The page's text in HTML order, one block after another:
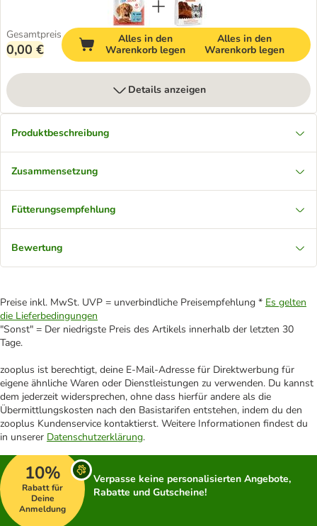
Gesamtpreis
0,00 €
Alles in den
Warenkorb legen
Alles in den
Warenkorb legen
Details anzeigen
Produktbeschreibung
Zusammensetzung
Fütterungsempfehlung
Bewertung
Preise inkl. MwSt. UVP = unverbindliche Preisempfehlung * Es gelten
die Lieferbedingungen
"Sonst" = Der niedrigste Preis des Artikels innerhalb der letzten 30
Tage.
zooplus ist berechtigt, deine E-Mail-Adresse für Direktwerbung für
eigene ähnliche Waren oder Dienstleistungen zu verwenden. Du kannst
dem jederzeit widersprechen, ohne dass hierfür andere als die
Übermittlungskosten nach den Basistarifen entstehen, indem du den
zooplus Kundenservice kontaktierst. Weitere Informationen findest du
in unserer Datenschutzerklärung.
10%
Rabatt für
Deine
Anmeldung
Verpasse keine personalisierten Angebote,
Rabatte und Gutscheine!